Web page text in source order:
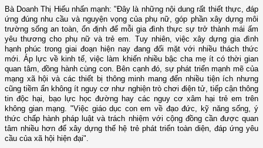
Bà Doanh Thị Hiếu nhấn mạnh: "Đây là những nội dung rất thiết thực, đáp
ứng đúng nhu cầu và nguyện vọng của phụ nữ, góp phần xây dựng môi
trường sống an toàn, ổn định để mỗi gia đình thực sự trở thành mái ấm
yêu thương cho phụ nữ và trẻ em. Tuy nhiên, việc xây dựng gia đình
hạnh phúc trong giai đoạn hiện nay đang đối mặt với nhiều thách thức
mới. Áp lực về kinh tế, việc làm khiến nhiều bậc cha mẹ ít có thời gian
quan tâm, đồng hành cùng con. Bên cạnh đó, sự phát triển mạnh mẽ của
mạng xã hội và các thiết bị thông minh mang đến nhiều tiện ích nhưng
cũng tiềm ẩn không ít nguy cơ như nghiện trò chơi điện tử, tiếp cận thông
tin độc hại, bạo lực học đường hay các nguy cơ xâm hại trẻ em trên
không gian mạng. "Việc giáo dục con em về đạo đức, kỹ năng sống, ý
thức chấp hành pháp luật và trách nhiệm với cộng đồng cần được quan
tâm nhiều hơn để xây dựng thế hệ trẻ phát triển toàn diện, đáp ứng yêu
cầu của xã hội hiện đại".